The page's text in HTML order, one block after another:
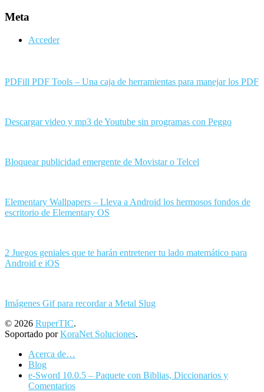
Meta
Acceder
PDFill PDF Tools – Una caja de herramientas para manejar los PDF
Descargar video y mp3 de Youtube sin programas con Peggo
Bloquear publicidad emergente de Movistar o Telcel
Elementary Wallpapers – Lleva a Android los hermosos fondos de
escritorio de Elementary OS
2 Juegos geniales que te harán entretener tu lado matemático para
Android e iOS
Imágenes Gif para recordar a Metal Slug
© 2026 RuperTIC.
Soportado porKoraNet Soluciones.
Acerca de…
Blog
e-Sword 10.0.5 – Paquete con Biblias, Diccionarios y
Comentarios